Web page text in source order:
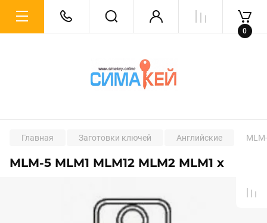
0
Главная Заготовки ключей Английские
MLM-5 MLM1 MLM12 MLM2 MLM1 x